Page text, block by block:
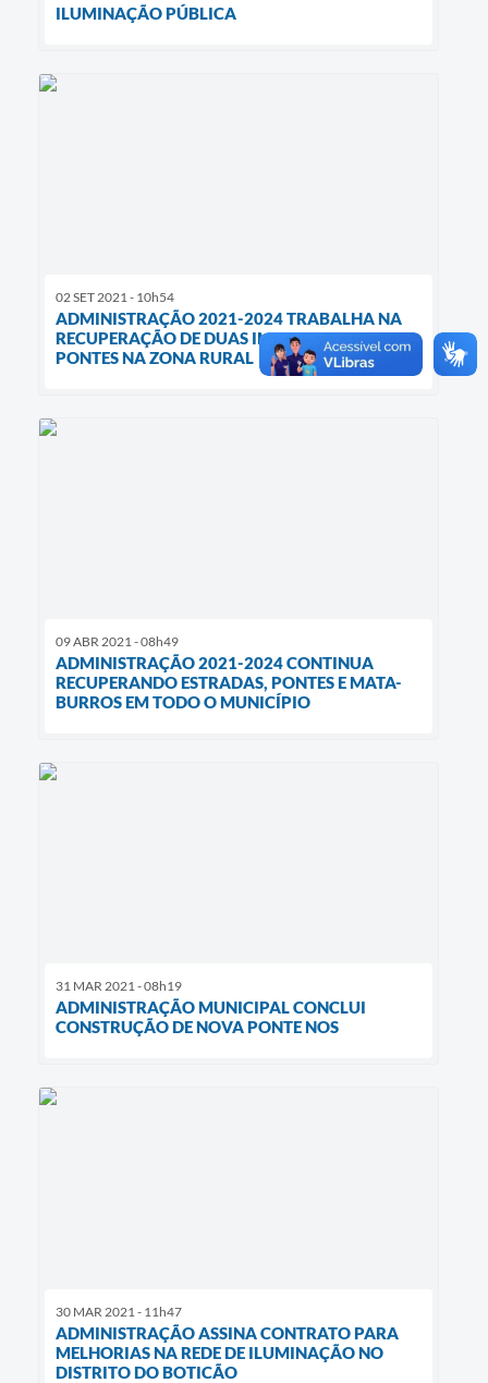
ILUMINAÇÃO PÚBLICA
02 SET 2021 - 10h54
ADMINISTRAÇÃO 2021-2024 TRABALHA NA
RECUPERAÇÃO DE DUAS IMPORTANTES
PONTES NA ZONA RURAL
09 ABR 2021 - 08h49
ADMINISTRAÇÃO 2021-2024 CONTINUA
RECUPERANDO ESTRADAS, PONTES E MATA-
BURROS EM TODO O MUNICÍPIO
31 MAR 2021 - 08h19
ADMINISTRAÇÃO MUNICIPAL CONCLUI
CONSTRUÇÃO DE NOVA PONTE NOS
30 MAR 2021 - 11h47
ADMINISTRAÇÃO ASSINA CONTRATO PARA
MELHORIAS NA REDE DE ILUMINAÇÃO NO
DISTRITO DO BOTICÃO